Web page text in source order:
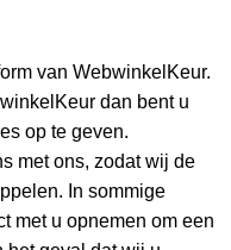
van WebwinkelKeur.
dan bent u
op te geven.
met ons, zodat wij de
In sommige
met u opnemen om een